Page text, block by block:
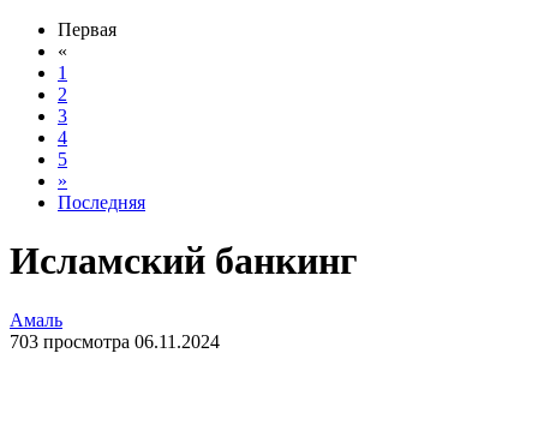
Первая
«
1
2
3
4
5
»
Последняя
Исламский банкинг
Амаль
703 просмотра 06.11.2024